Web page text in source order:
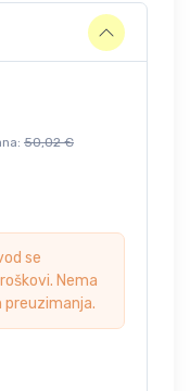
50,02 €
se
Nema